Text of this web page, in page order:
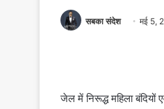
सबका संदेश मई 5,
जेल में निरूद्ध महिला बंदियों